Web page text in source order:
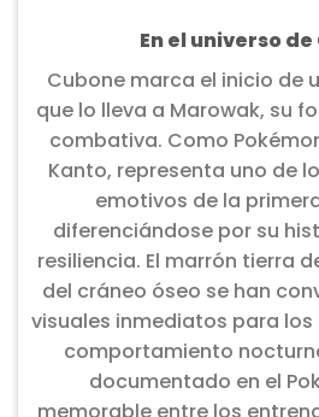
En el universo
Cubone marca el inicio de
que lo lleva a Marowak, su
combativa. Como
Kanto, representa uno de
emotivos de la
diferenciándose por su
resiliencia. El marrón tierra
del cráneo óseo se han
visuales inmediatos para los
comportamiento
documentado en el
memorable entre los